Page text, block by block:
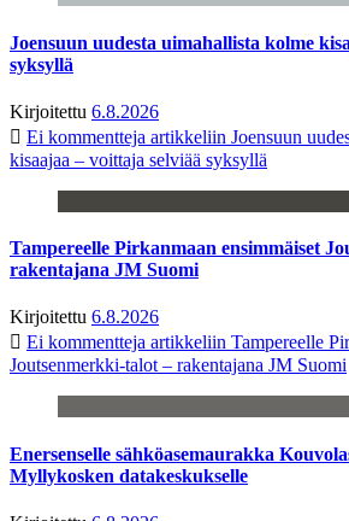
Joensuun uudesta uimahallista kolme
syksyllä
Kirjoitettu 6.8.2026
Ei kommentteja artikkeliin Joensuun
kisaajaa – voittaja selviää syksyllä
Tampereelle Pirkanmaan ensimmäiset
rakentajana JM Suomi
Kirjoitettu 6.8.2026
Ei kommentteja artikkeliin Tampereelle
Joutsenmerkki-talot – rakentajana JM Suomi
Enersenselle sähköasemaurakka
Myllykosken datakeskukselle